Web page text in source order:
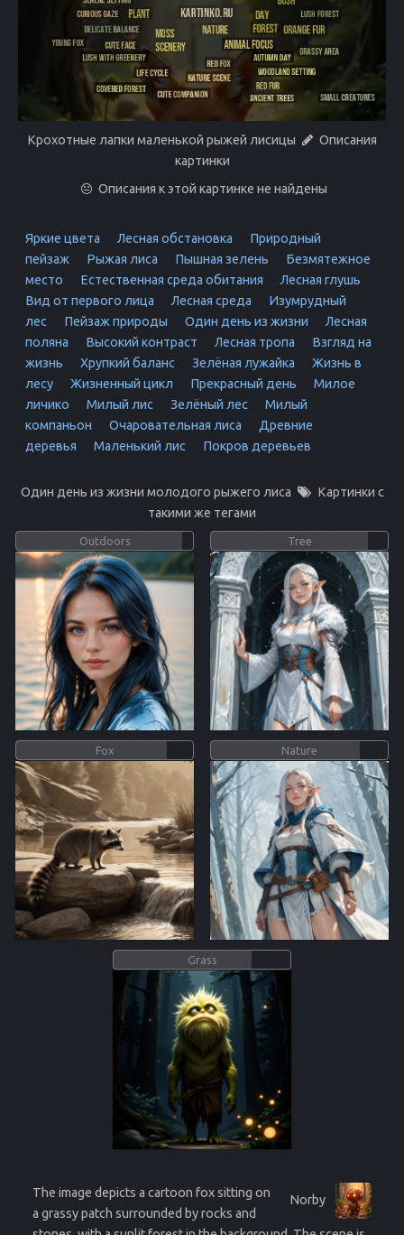
Крохотные лапки маленькой рыжей лисицы
Описания
картинки
Описания к этой картинке не найдены
Яркие цвета Лесная обстановка
Природный
пейзаж
Рыжая лиса Пышная зелень
Безмятежное
место
Естественная среда обитания
Лесная глушь
Вид от первого лица
Лесная среда
Изумрудный
лес
Пейзаж природы Один день из жизни
Лесная
поляна
Высокий контраст Лесная тропа
Взгляд на
жизнь
Хрупкий баланс Зелёная лужайка
Жизнь в
лесу
Жизненный цикл Прекрасный день
Милое
личико
Милый лис Зелёный лес
Милый
компаньон
Очаровательная лиса
Древние
деревья
Маленький лис Покров деревьев
Один день из жизни молодого рыжего лиса
Картинки с
такими же тегами
Outdoors Tree
Fox Nature
Grass
Norby
The image depicts a cartoon fox sitting on
a grassy patch surrounded by rocks and